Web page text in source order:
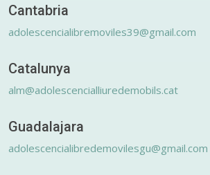
Cantabria
adolescencialibremoviles39@gmail.com
Catalunya
alm@adolescencialliuredemobils.cat
Guadalajara
adolescencialibredemovilesgu@gmail.com